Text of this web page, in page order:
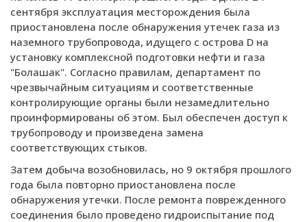
сентября эксплуатация месторождения была
приостановлена после обнаружения утечек газа из
наземного трубопровода, идущего с острова D на
установку комплексной подготовки нефти и газа
"Болашак". Согласно правилам, департамент по
чрезвычайным ситуациям и соответственные
контролирующие органы были незамедлительно
проинформированы об этом. Был обеспечен доступ к
трубопроводу и произведена замена
соответствующих стыков.
Затем добыча возобновилась, но 9 октября прошлого
года была повторно приостановлена после
обнаружения утечки. После ремонта поврежденного
соединения было проведено гидроиспытание под